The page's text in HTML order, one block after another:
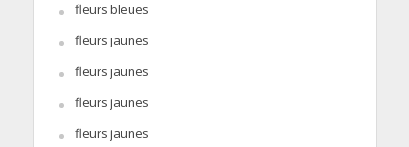
fleurs bleues
fleurs jaunes
fleurs jaunes
fleurs jaunes
fleurs jaunes